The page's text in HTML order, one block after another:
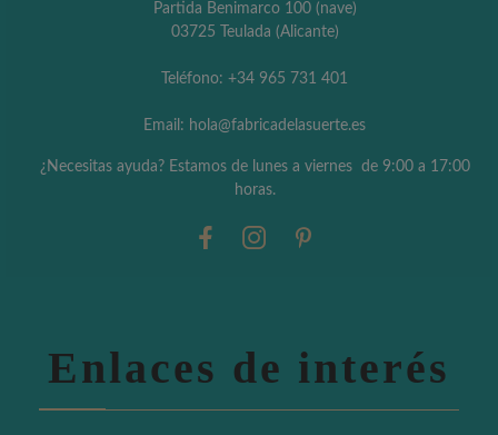
Partida Benimarco 100 (nave)
03725 Teulada (Alicante)
Teléfono: +34 965 731 401
Email: hola@fabricadelasuerte.es
¿Necesitas ayuda? Estamos de lunes a viernes de 9:00 a 17:00
horas.
Enlaces de interés